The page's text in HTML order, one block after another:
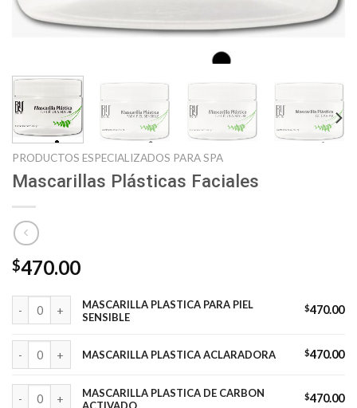
PRODUCTOS ESPECIALIZADOS PARA SPA
Mascarillas Plásticas Faciales
$470.00
MASCARILLA PLASTICA PARA PIEL SENSIBLE cantidad
MASCARILLA PLASTICA PARA PIEL
SENSIBLE
$470.00
MASCARILLA PLASTICA ACLARADORA $470.00
MASCARILLA PLASTICA DE CARBON ACTIVADO cantidad
MASCARILLA PLASTICA DE CARBON
$470.00